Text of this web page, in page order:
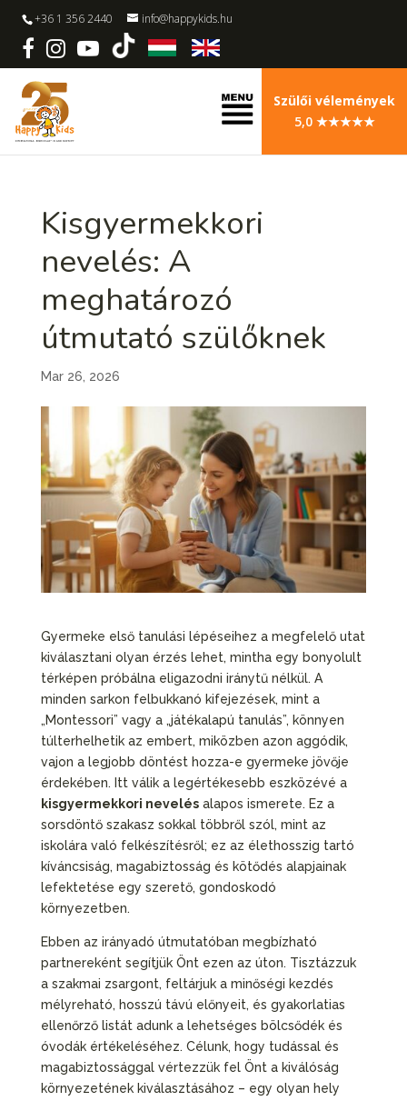
+36 1 356 2440 info@happykids.hu
Szülői vélemények
5,0 ★★★★★
Kisgyermekkori
nevelés: A
meghatározó
útmutató szülőknek
Mar 26, 2026
Gyermeke első tanulási lépéseihez a megfelelő utat
kiválasztani olyan érzés lehet, mintha egy bonyolult
térképen próbálna eligazodni iránytű nélkül. A
minden sarkon felbukkanó kifejezések, mint a
„Montessori” vagy a „játékalapú tanulás”, könnyen
túlterhelhetik az embert, miközben azon aggódik,
vajon a legjobb döntést hozza-e gyermeke jövője
érdekében. Itt válik a legértékesebb eszközévé a
kisgyermekkori nevelésalapos ismerete. Ez a
sorsdöntő szakasz sokkal többről szól, mint az
iskolára való felkészítésről; ez az élethosszig tartó
kíváncsiság, magabiztosság és kötődés alapjainak
lefektetése egy szerető, gondoskodó
környezetben.
Ebben az irányadó útmutatóban megbízható
partnereként segítjük Önt ezen az úton. Tisztázzuk
a szakmai zsargont, feltárjuk a minőségi kezdés
mélyreható, hosszú távú előnyeit, és gyakorlatias
ellenőrző listát adunk a lehetséges bölcsődék és
óvodák értékeléséhez. Célunk, hogy tudással és
magabiztossággal vértezzük fel Önt a kiválóság
környezetének kiválasztásához – egy olyan hely